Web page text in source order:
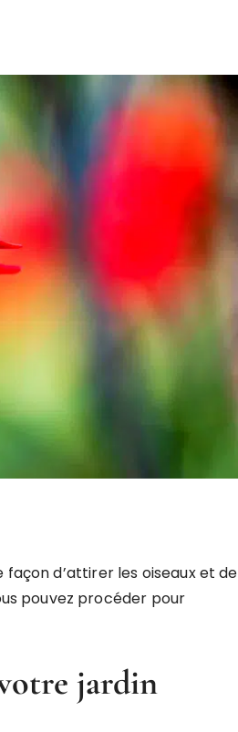
d’attirer les oiseaux et de
pouvez procéder pour
jardin